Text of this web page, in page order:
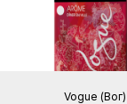
Vogue (Вог)